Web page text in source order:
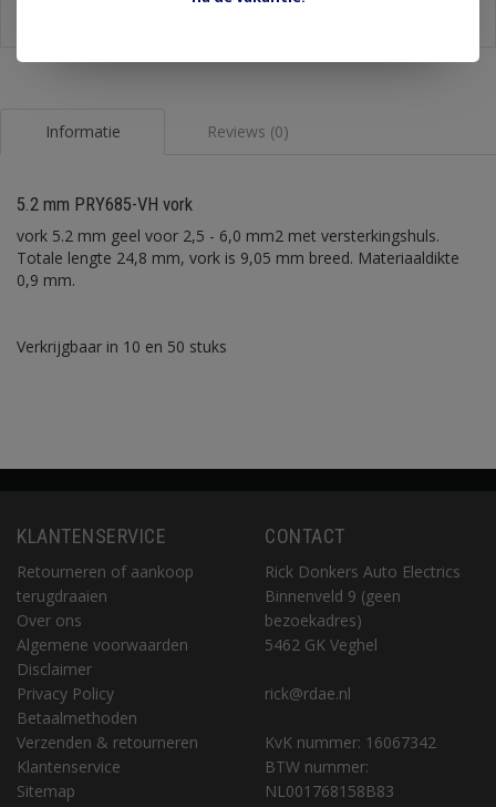
Stel een vraag over dit product
Informatie Reviews (0)
5.2 mm PRY685-VH vork
vork 5.2 mm geel voor 2,5 - 6,0 mm2 met versterkingshuls.
Totale lengte 24,8 mm, vork is 9,05 mm breed. Materiaaldikte
0,9 mm.
Verkrijgbaar in 10 en 50 stuks
KLANTENSERVICE
Retourneren of aankoop
terugdraaien
Over ons
Algemene voorwaarden
Disclaimer
Privacy Policy
Betaalmethoden
Verzenden & retourneren
Klantenservice
Sitemap
CONTACT
Rick Donkers Auto Electrics
Binnenveld 9 (geen
bezoekadres)
5462 GK Veghel
rick@rdae.nl
KvK nummer: 16067342
BTW nummer:
NL001768158B83